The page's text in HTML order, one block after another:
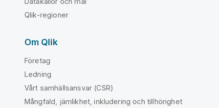
Qlik-regioner
Om Qlik
Företag
Ledning
Vårt samhällsansvar (CSR)
Mångfald, jämlikhet, inkludering och tillhörighet